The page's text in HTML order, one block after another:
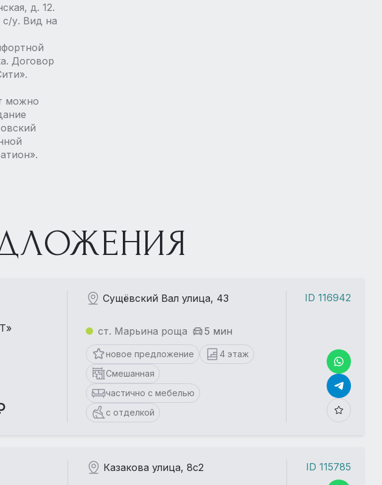
д. 12.
с/у. Вид на
Договор
можно
Сущёвский Вал улица, 43
ст. Марьина роща 5 мин
новое предложение
4 этаж
Смешанная
частично с мебелью
с отделкой
ID 116942
Казакова улица, 8с2 ID 115785